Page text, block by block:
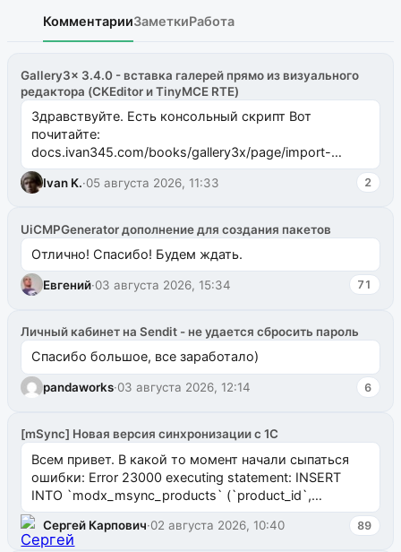
КомментарииЗаметкиРабота
Gallery3x 3.4.0 - вставка галерей прямо из визуального
редактора (CKEditor и TinyMCE RTE)
Здравствуйте. Есть консольный скрипт Вот
почитайте:
docs.ivan345.com/books/gallery3x/page/import-
ms2galleryphp
Ivan K.·05 августа 2026, 11:33 2
UiCMPGenerator дополнение для создания пакетов
Отлично! Спасибо! Будем ждать.
Евгений·03 августа 2026, 15:34 71
Личный кабинет на Sendit - не удается сбросить пароль
Спасибо большое, все заработало)
pandaworks·03 августа 2026, 12:14 6
[mSync] Новая версия синхронизации с 1С
Всем привет. В какой то момент начали сыпаться
ошибки: Error 23000 executing statement: INSERT
INTO `modx_msync_products` (`product_id`,
`uuid_1c`) VALUES ...
Сергей Карпович·02 августа 2026, 10:40 89